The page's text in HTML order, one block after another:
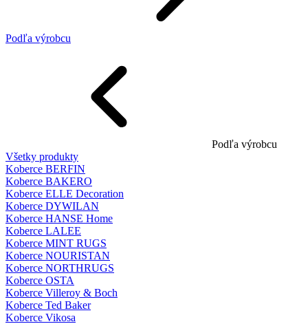
Podľa výrobcu
Podľa výrobcu
Všetky produkty
Koberce BERFIN
Koberce BAKERO
Koberce ELLE Decoration
Koberce DYWILAN
Koberce HANSE Home
Koberce LALEE
Koberce MINT RUGS
Koberce NOURISTAN
Koberce NORTHRUGS
Koberce OSTA
Koberce Villeroy & Boch
Koberce Ted Baker
Koberce Vikosa